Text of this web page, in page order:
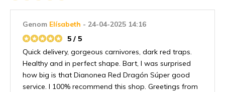
Genom Elísabeth - 24-04-2025 14:16
5 / 5
Quick delivery, gorgeous carnivores, dark red traps.
Healthy and in perfect shape. Bart, I was surprised
how big is that Dianonea Red Dragón Súper good
service. I 100% recommend this shop. Greetings from